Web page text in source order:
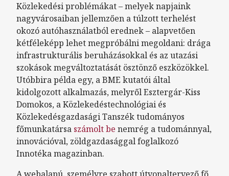
Közlekedési problémákat – melyek napjaink
nagyvárosaiban jellemzően a túlzott terhelést
okozó autóhasználatból erednek – alapvetően
kétféleképp lehet megpróbálni megoldani: drága
infrastrukturális beruházásokkal és az utazási
szokások megváltoztatását ösztönző eszközökkel.
Utóbbira példa egy, a BME kutatói által
kidolgozott alkalmazás, melyről Esztergár-Kiss
Domokos, a Közlekedéstechnológiai és
Közlekedésgazdasági Tanszék tudományos
főmunkatársa számolt be nemrég a tudománnyal,
innovációval, zöldgazdasággal foglalkozó
Innotéka magazinban.